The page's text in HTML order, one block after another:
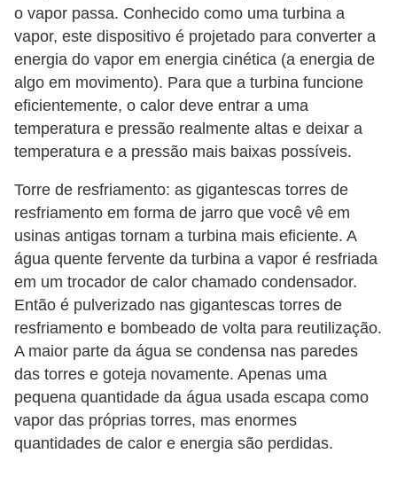
o vapor passa. Conhecido como uma turbina a
vapor, este dispositivo é projetado para converter a
energia do vapor em energia cinética (a energia de
algo em movimento). Para que a turbina funcione
eficientemente, o calor deve entrar a uma
temperatura e pressão realmente altas e deixar a
temperatura e a pressão mais baixas possíveis.
Torre de resfriamento: as gigantescas torres de
resfriamento em forma de jarro que você vê em
usinas antigas tornam a turbina mais eficiente. A
água quente fervente da turbina a vapor é resfriada
em um trocador de calor chamado condensador.
Então é pulverizado nas gigantescas torres de
resfriamento e bombeado de volta para reutilização.
A maior parte da água se condensa nas paredes
das torres e goteja novamente. Apenas uma
pequena quantidade da água usada escapa como
vapor das próprias torres, mas enormes
quantidades de calor e energia são perdidas.
e
c
o
n
u
s
o
s